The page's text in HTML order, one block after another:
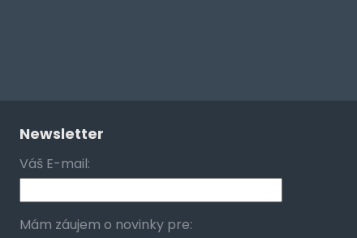
Newsletter
Váš E-mail:
Mám záujem o novinky pre: